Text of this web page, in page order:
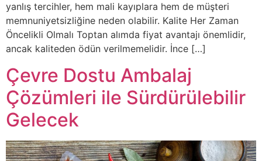
yanlış tercihler, hem mali kayıplara hem de müşteri
memnuniyetsizliğine neden olabilir. Kalite Her Zaman
Öncelikli Olmalı Toptan alımda fiyat avantajı önemlidir,
ancak kaliteden ödün verilmemelidir. İnce […]
Çevre Dostu Ambalaj
Çözümleri ile Sürdürülebilir
Gelecek